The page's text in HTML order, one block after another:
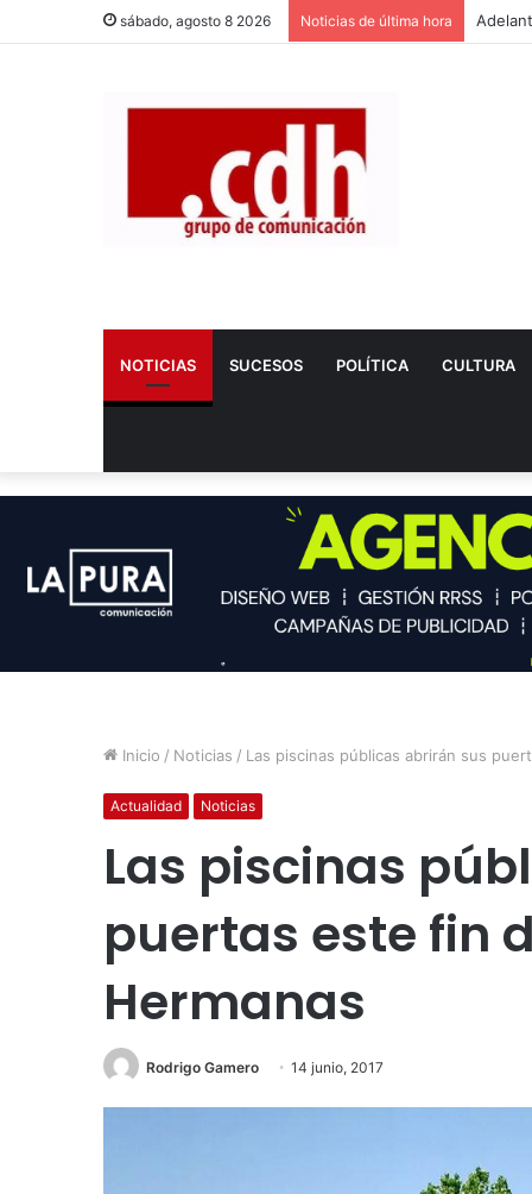
sábado, agosto 8 2026 Noticias de última hora
NOTICIAS SUCESOS POLÍTICA CULTURA
Inicio / Noticias / Las piscinas públicas abrirán sus
Actualidad Noticias
Las piscinas
puertas este fin
Hermanas
Rodrigo Gamero 14 junio, 2017